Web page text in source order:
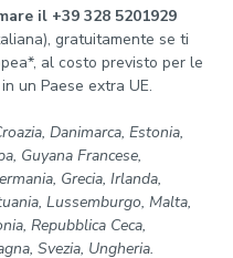
il +39 328 5201929
gratuitamente se ti
al costo previsto per le
un Paese extra UE.
Danimarca, Estonia,
Guyana Francese,
Grecia, Irlanda,
Lussemburgo, Malta,
Repubblica Ceca,
Svezia, Ungheria.